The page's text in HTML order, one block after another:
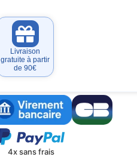
Livraison
gratuite à partir
de 90€
4x sans frais